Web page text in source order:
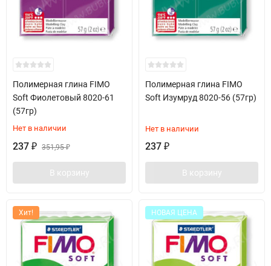
Полимерная глина FIMO
Soft Фиолетовый 8020-61
(57гр)
Нет в наличии
237 ₽ 351,95₽
В корзину
Полимерная глина FIMO
Soft Изумруд 8020-56 (57гр)
Нет в наличии
237 ₽
В корзину
Хит! НОВАЯ ЦЕНА